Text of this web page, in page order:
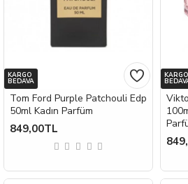
KARGO
BEDAVA
Tom Ford Purple Patchouli Edp
50ml Kadın Parfüm
849,00TL
KARGO